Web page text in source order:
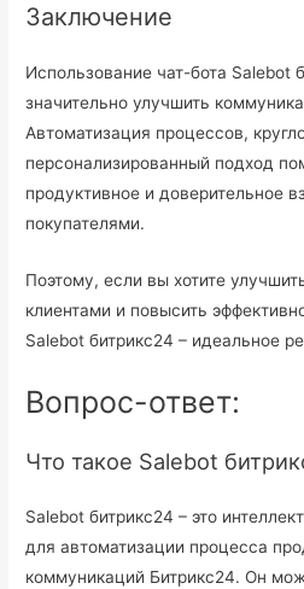
Заключение
Использование чат-бота Salebot
значительно улучшить
Автоматизация процессов,
персонализированный подход
продуктивное и доверительное
покупателями.
Поэтому, если вы хотите
клиентами и повысить
Salebot битрикс24 – идеальное
Вопрос-ответ:
Что такое Salebot
Salebot битрикс24 – это
для автоматизации процесса
коммуникаций Битрикс24. Он